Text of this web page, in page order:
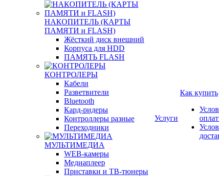
НАКОПИТЕЛЬ (КАРТЫ
ПАМЯТИ и FLASH)
Жёсткий диск внешний
Корпуса для HDD
ПАМЯТЬ FLASH
КОНТРОЛЕРЫ
Кабели
Разветвители
Bluetooth
Кард-ридеры
Контроллеры разные
Переходники
МУЛЬТИМЕДИА
WEB-камеры
Медиаплеер
Приставки и ТВ-тюнеры
Услуги
Как купить